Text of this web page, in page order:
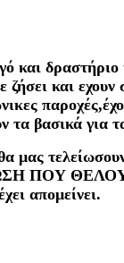
και
τα βασικά για
μας
ΘΕΛΟΥΝ
απομείνει.